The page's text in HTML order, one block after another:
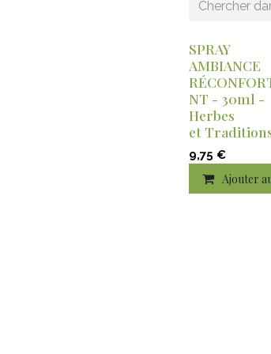
SPRAY
AMBIANCE
NT - 30ml -
Herbes
et
9,75 €
Ajouter